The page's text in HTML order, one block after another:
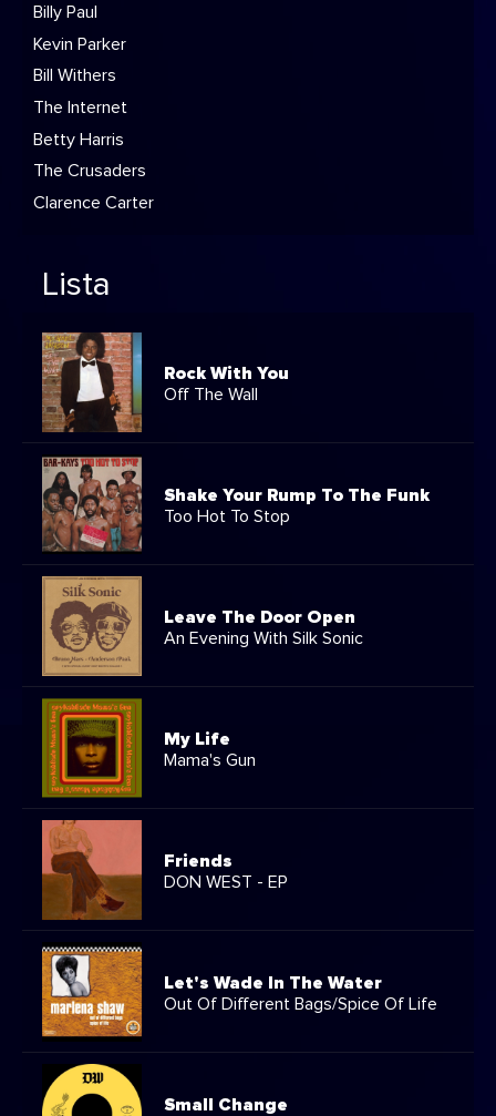
Billy Paul
Kevin Parker
Bill Withers
The Internet
Betty Harris
The Crusaders
Clarence Carter
Lista
Rock With You
Off The Wall
Shake Your Rump To The Funk
Too Hot To Stop
Leave The Door Open
An Evening With Silk Sonic
My Life
Mama's Gun
Friends
DON WEST - EP
Let's Wade In The Water
Out Of Different Bags/Spice Of Life
Small Change